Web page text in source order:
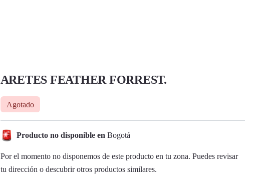
ARETES FEATHER FORREST.
Agotado
Producto no disponible en Bogotá
Por el momento no disponemos de este producto en tu zona. Puedes revisar
tu dirección o descubrir otros productos similares.